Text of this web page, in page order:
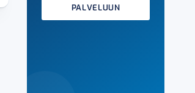
PALVELUUN